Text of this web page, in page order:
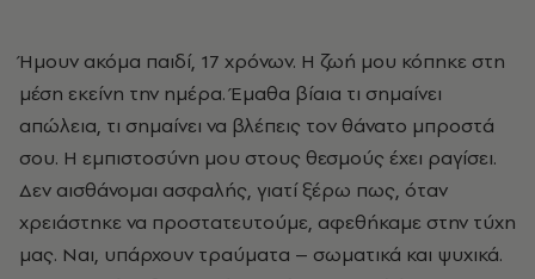
Ήμουν ακόμα παιδί, 17 χρόνων. Η ζωή μου κόπηκε στη
μέση εκείνη την ημέρα. Έμαθα βίαια τι σημαίνει
απώλεια, τι σημαίνει να βλέπεις τον θάνατο μπροστά
σου. Η εμπιστοσύνη μου στους θεσμούς έχει ραγίσει.
Δεν αισθάνομαι ασφαλής, γιατί ξέρω πως, όταν
χρειάστηκε να προστατευτούμε, αφεθήκαμε στην τύχη
μας. Ναι, υπάρχουν τραύματα – σωματικά και ψυχικά.